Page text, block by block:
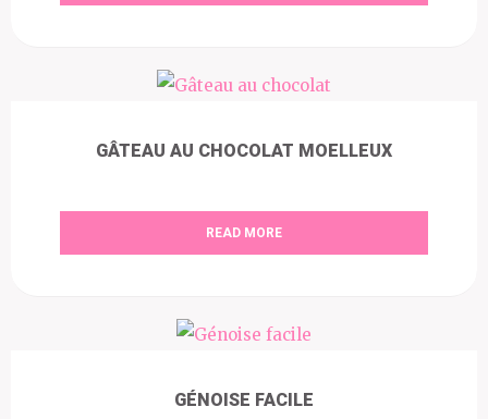
GÂTEAU AU CHOCOLAT MOELLEUX
READ MORE
GÉNOISE FACILE